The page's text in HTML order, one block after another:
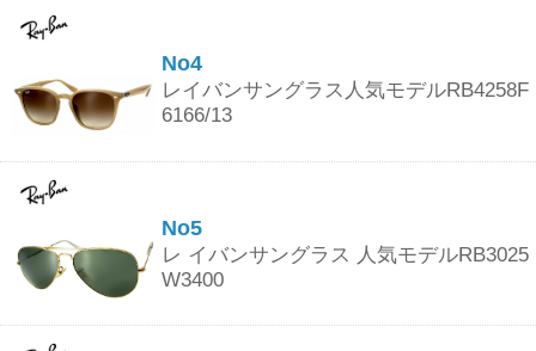
No4
レイバンサングラス人気モデルRB4258F
6166/13
No5
レ イバンサングラス 人気モデルRB3025
W3400